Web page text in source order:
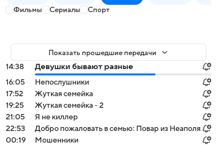
Фильмы Сериалы Спорт
Показать прошедшие передачи
14:38
Девушки бывают разные
16:05
Непослушники
17:52
Жуткая семейка
19:25
Жуткая семейка - 2
21:05
Я не киллер
22:53
Добро пожаловать в семью: Повар из Неаполя
00:19
Мошенники